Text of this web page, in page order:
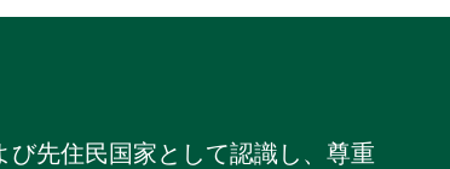
先住民国家として認識し、尊重